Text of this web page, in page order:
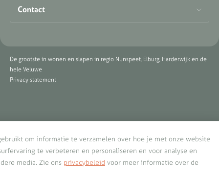
Contact
De grootste in wonen en slapen in regio Nunspeet, Elburg, Harderwijk en de
hele Veluwe
Privacy statement
om informatie te verzamelen over hoe je met onze website
te verbeteren en personaliseren en voor analyse en
media. Zie ons privacybeleid voor meer informatie over de